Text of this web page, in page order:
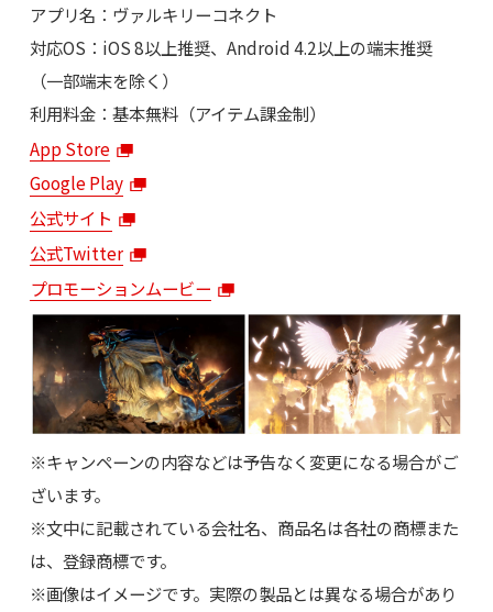
アプリ名：ヴァルキリーコネクト
対応OS：iOS 8以上推奨、Android 4.2以上の端末推奨
（一部端末を除く）
利用料金：基本無料（アイテム課金制）
App Store
Google Play
公式サイト
公式Twitter
プロモーションムービー
※キャンペーンの内容などは予告なく変更になる場合がご
ざいます。
※文中に記載されている会社名、商品名は各社の商標また
は、登録商標です。
※画像はイメージです。実際の製品とは異なる場合があり